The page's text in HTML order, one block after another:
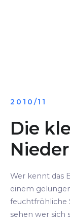
2010/11
Die
Wer kennt das
einem
feuchtfröhliche
sehen wer sich